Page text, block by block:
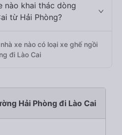
nào khai thác dòng
từ Hải Phòng?
xe nào có loại xe ghế ngồi
đi Lào Cai
Hải Phòng đi Lào Cai